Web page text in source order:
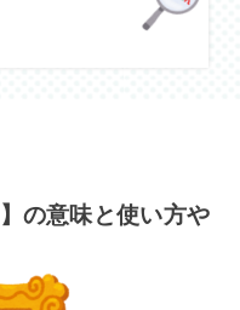
の意味と使い方や